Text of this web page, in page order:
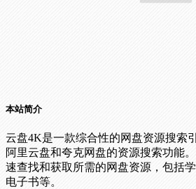
本站简介
云盘4K是一款综合性的网盘资源搜索
阿里云盘和夸克网盘的资源搜索功能
速查找和获取所需的网盘资源，包括
电子书等。